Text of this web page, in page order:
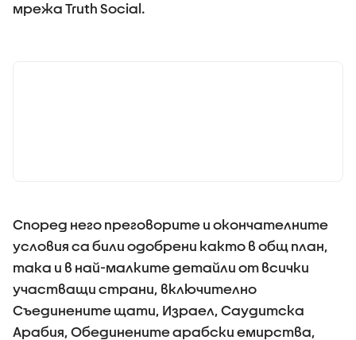
мрежа Truth Social.
Според него преговорите и окончателните
условия са били одобрени както в общ план,
така и в най-малките детайли от всички
участващи страни, включително
Съединените щати, Израел, Саудитска
Арабия, Обединените арабски емирства,